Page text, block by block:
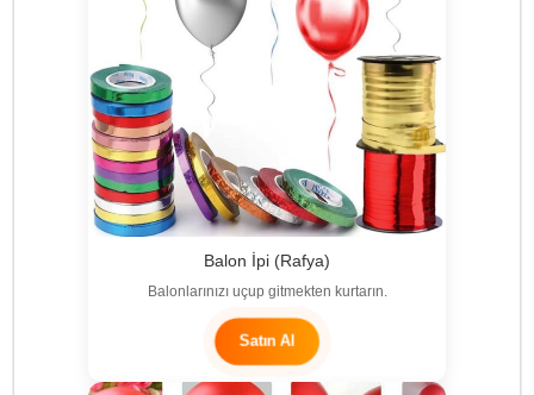
Balon İpi (Rafya)
Balonlarınızı uçup gitmekten kurtarın.
Satın Al